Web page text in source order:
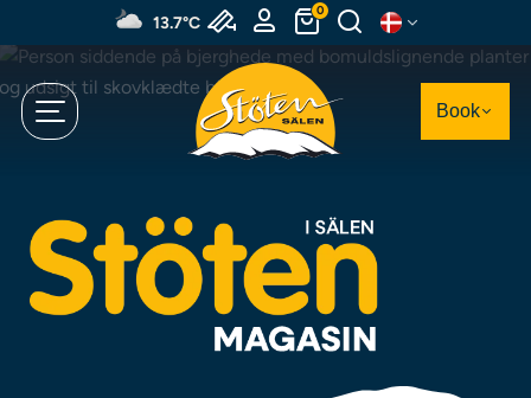
til
hovedindhold
13.7°C
0
Book